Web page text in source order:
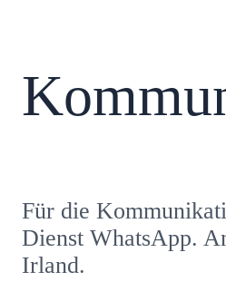
Für die
Dienst WhatsApp.
Irland.